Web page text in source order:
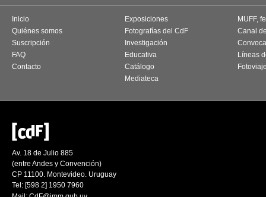
Inicio
Quiénes somos
Suscripción
FAQ
Contacto
Exposiciones
Fotografías del CdF
Investigación
Educativa
Catálogo
Mediateca
MUFF,
Canal
Líneas
Av. 18 de Julio 885
(entre Andes y Convención)
CP 11100. Montevideo. Uruguay
Tel: [598 2] 1950 7960